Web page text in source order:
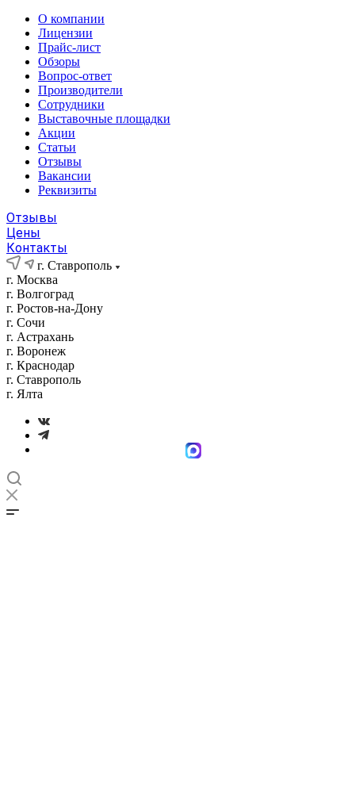
О компании
Лицензии
Прайс-лист
Обзоры
Вопрос-ответ
Производители
Сотрудники
Выставочные площадки
Акции
Статьи
Отзывы
Вакансии
Реквизиты
Отзывы
Цены
Контакты
г. Ставрополь
г. Москва
г. Волгоград
г. Ростов-на-Дону
г. Сочи
г. Астрахань
г. Воронеж
г. Краснодар
г. Ставрополь
г. Ялта